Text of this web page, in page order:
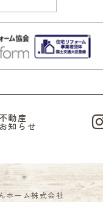
動産
お知らせ
ホーム株式会社